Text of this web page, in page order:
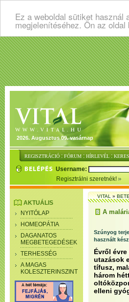
Ez a weboldal sütiket
megjelenítéséhez. Ön az
2026. Augusztus 09. vasárnap
REGISZTRÁCIÓ : FÓRUM : HÍRLEVÉL :
Username:
Regisztrálni szeretnék!
AKTUÁLIS
NYITÓLAP
HOMEOPÁTIA
DAGANATOS
MEGBETEGEDÉSEK
TERHESSÉG
A MAGAS
KOLESZTERINSZINT
VITAL»
A
Szúnyog
használt
Évről
utazások
tífusz,
három
elleni